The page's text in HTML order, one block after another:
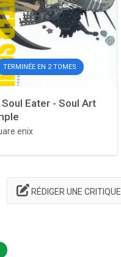
TERMINÉE EN 2 TOMES
Eater - Soul Art
enix
RÉDIGER UNE CRITIQUE